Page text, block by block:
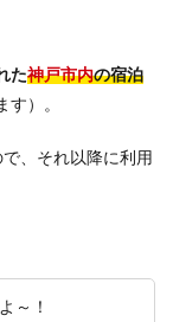
た神戸市内の宿泊
）。
、それ以降に利用
～！